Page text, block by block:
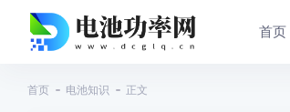
首页
首页 电池知识 正文